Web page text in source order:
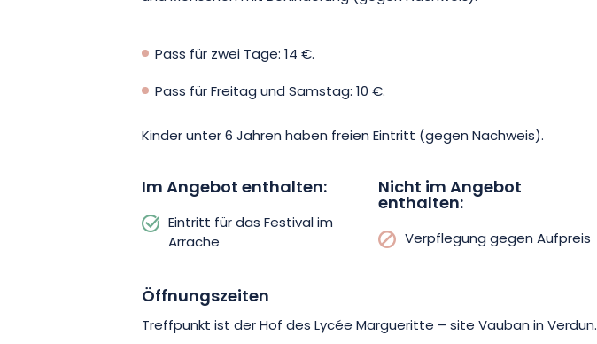
Pass für zwei Tage: 14 €.
Pass für Freitag und Samstag: 10 €.
Kinder unter 6 Jahren haben freien Eintritt (gegen Nachweis).
Im Angebot enthalten:
Eintritt für das Festival im
Arrache
Nicht im Angebot
enthalten:
Verpflegung gegen Aufpreis
Öffnungszeiten
Treffpunkt ist der Hof des Lycée Margueritte – site Vauban in Verdun.